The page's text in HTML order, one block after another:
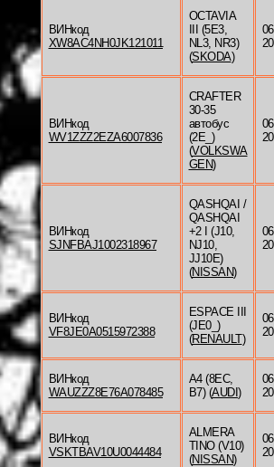
ВИНкод
XW8AC4NH0JK121011
OCTAVIA
III (5E3,
NL3, NR3)
(SKODA)
ВИНкод
WV1ZZZ2EZA6007836
CRAFTER
30-35
автобус
(2E_)
(VOLKSWA
GEN)
ВИНкод
SJNFBAJ1002318967
QASHQAI /
QASHQAI
+2 I (J10,
NJ10,
JJ10E)
(NISSAN)
ВИНкод
VF8JE0A0515972388
ESPACE III
(JE0_)
(RENAULT)
ВИНкод
WAUZZZ8E76A078485
A4 (8EC,
B7) (AUDI )
ВИНкод
VSKTBAV10U0044484
ALMERA
TINO (V10)
(NISSAN)